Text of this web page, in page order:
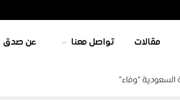
مقالات تواصل معنا عن صدق
السعودية “وفاء”